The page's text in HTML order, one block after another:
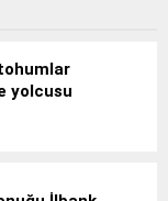
yolcusu